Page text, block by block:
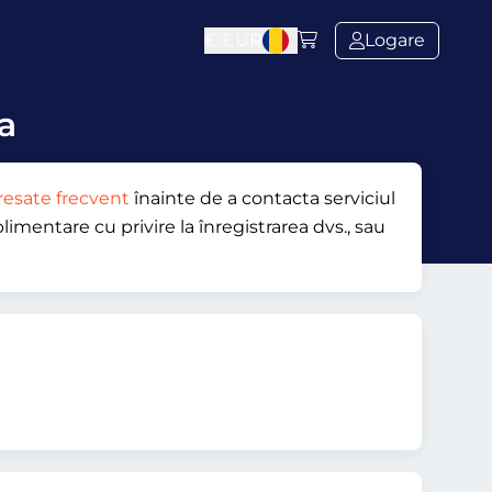
Logare
frecvent înainte de a contacta serviciul
cu privire la înregistrarea dvs., sau